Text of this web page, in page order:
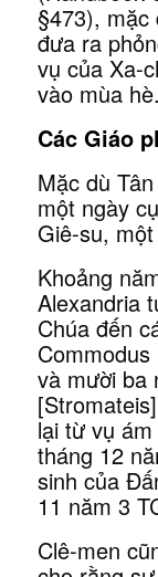
§473), mặc
đưa ra
vụ của Xa-
vào mùa hè.
Các Giáo
Mặc dù
một ngày
Giê-su,
Khoảng
Alexandria
Chúa đến
và mười ba
lại từ vụ
tháng 12
sinh của
11 năm 3
Clê-men